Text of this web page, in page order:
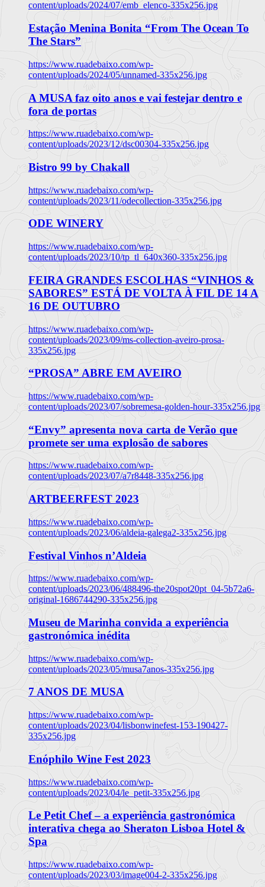
content/uploads/2024/07/emb_elenco-335x256.jpg
Estação Menina Bonita “From The Ocean To
The Stars”
https://www.ruadebaixo.com/wp-
content/uploads/2024/05/unnamed-335x256.jpg
A MUSA faz oito anos e vai festejar dentro e
fora de portas
https://www.ruadebaixo.com/wp-
content/uploads/2023/12/dsc00304-335x256.jpg
Bistro 99 by Chakall
https://www.ruadebaixo.com/wp-
content/uploads/2023/11/odecollection-335x256.jpg
ODE WINERY
https://www.ruadebaixo.com/wp-
content/uploads/2023/10/tp_tl_640x360-335x256.jpg
FEIRA GRANDES ESCOLHAS “VINHOS &
SABORES” ESTÁ DE VOLTA À FIL DE 14 A
16 DE OUTUBRO
https://www.ruadebaixo.com/wp-
content/uploads/2023/09/ms-collection-aveiro-prosa-
335x256.jpg
“PROSA” ABRE EM AVEIRO
https://www.ruadebaixo.com/wp-
content/uploads/2023/07/sobremesa-golden-hour-335x256.jpg
“Envy” apresenta nova carta de Verão que
promete ser uma explosão de sabores
https://www.ruadebaixo.com/wp-
content/uploads/2023/07/a7r8448-335x256.jpg
ARTBEERFEST 2023
https://www.ruadebaixo.com/wp-
content/uploads/2023/06/aldeia-galega2-335x256.jpg
Festival Vinhos n’Aldeia
https://www.ruadebaixo.com/wp-
content/uploads/2023/06/488496-the20spot20pt_04-5b72a6-
original-1686744290-335x256.jpg
Museu de Marinha convida a experiência
gastronómica inédita
https://www.ruadebaixo.com/wp-
content/uploads/2023/05/musa7anos-335x256.jpg
7 ANOS DE MUSA
https://www.ruadebaixo.com/wp-
content/uploads/2023/04/lisbonwinefest-153-190427-
335x256.jpg
Enóphilo Wine Fest 2023
https://www.ruadebaixo.com/wp-
content/uploads/2023/04/le_petit-335x256.jpg
Le Petit Chef – a experiência gastronómica
interativa chega ao Sheraton Lisboa Hotel &
Spa
https://www.ruadebaixo.com/wp-
content/uploads/2023/03/image004-2-335x256.jpg